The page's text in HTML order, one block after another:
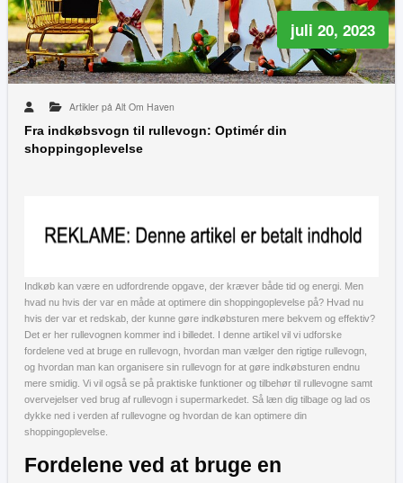
juli 20, 2023
Artikler på Alt Om Haven
Fra indkøbsvogn til rullevogn: Optimér din
shoppingoplevelse
Indkøb kan være en udfordrende opgave, der kræver både tid og energi. Men
hvad nu hvis der var en måde at optimere din shoppingoplevelse på? Hvad nu
hvis der var et redskab, der kunne gøre indkøbsturen mere bekvem og effektiv?
Det er her rullevognen kommer ind i billedet. I denne artikel vil vi udforske
fordelene ved at bruge en rullevogn, hvordan man vælger den rigtige rullevogn,
og hvordan man kan organisere sin rullevogn for at gøre indkøbsturen endnu
mere smidig. Vi vil også se på praktiske funktioner og tilbehør til rullevogne samt
overvejelser ved brug af rullevogn i supermarkedet. Så læn dig tilbage og lad os
dykke ned i verden af rullevogne og hvordan de kan optimere din
shoppingoplevelse.
Fordelene ved at bruge en